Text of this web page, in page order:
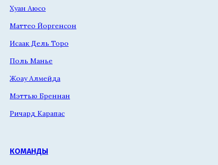
Хуан Аюсо
Маттео Йоргенсон
Исаак Дель Торо
Поль Манье
Жоау Алмейда
Мэттью Бреннан
Ричард Карапас
КОМАНДЫ